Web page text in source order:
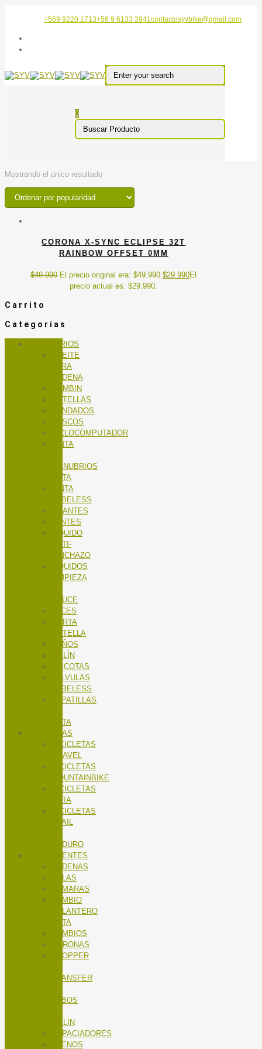
+569 9220 1713+56 9 6133 3941contactosyvbike@gmail.com
0
Mostrando el único resultado
CORONA X-SYNC ECLIPSE 32T
RAINBOW OFFSET 0MM
$49.990 El precio original era: $49.990.$29.990El
precio actual es: $29.990.
Carrito
Categorías
ACCESORIOS
ACEITE
PARA
CADENA
BOMBIN
BOTELLAS
CANDADOS
CASCOS
CICLOCOMPUTADOR
CINTA
MANUBRIOS
RUTA
CINTA
TUBELESS
GUANTES
LENTES
LÍQUIDO
ANTI-
PINCHAZO
LÍQUIDOS
LIMPIEZA
SAUCE
LUCES
PORTA
BOTELLA
PUÑOS
SILLÍN
TRICOTAS
VALVULAS
TUBELESS
ZAPATILLAS
RUTA
BICICLETAS
BICICLETAS
GRAVEL
BICICLETAS
MOUNTAINBIKE
BICICLETAS
RUTA
BICICLETAS
TRAIL
ENDURO
COMPONENTES
CADENAS
CALAS
CÁMARAS
CAMBIO
DELANTERO
RUTA
CAMBIOS
CORONAS
DROPPER
TRANSFER
TUBOS
SILLIN
ESPACIADORES
FRENOS